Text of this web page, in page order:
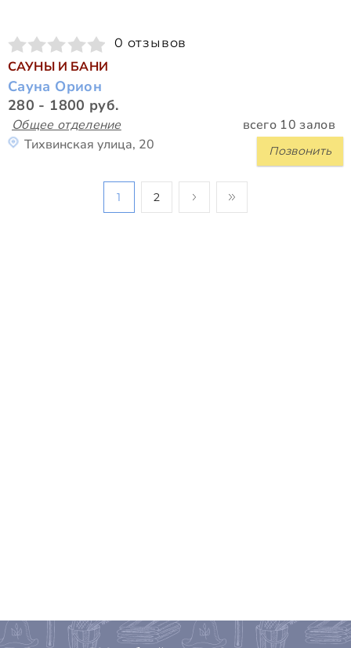
0 отзывов
САУНЫ И БАНИ
Сауна Орион
280 - 1800 руб.
Общее отделение всего 10 залов
Позвонить
Тихвинская улица, 20
1 2